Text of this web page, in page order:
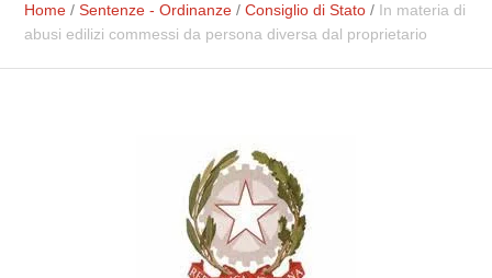
Home /Sentenze - Ordinanze /Consiglio di Stato / In materia di
abusi edilizi commessi da persona diversa dal proprietario